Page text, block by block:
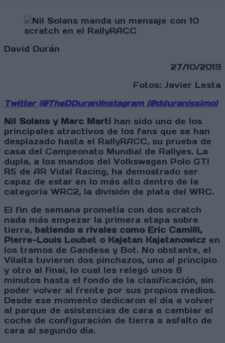
David Durán
27/10/2019
Fotos: Javier Lesta
Twitter (@TheDDuran)Instagram (@dduranissimo)
Nil Solans y Marc Martí han sido uno de los
principales atractivos de los fans que se han
desplazado hasta el RallyRACC, su prueba de
casa del Campeonato Mundial de Rallyes. La
dupla, a los mandos del Volkswagen Polo GTI
R5 de AR Vidal Racing, ha demostrado ser
capaz de estar en lo más alto dentro de la
categoría WRC2, la división de plata del WRC.
El fin de semana prometía con dos scratch
nada más empezar la primera etapa sobre
tierra, batiendo a rivales como Eric Camilli,
Pierre-Louis Loubet o Kajetan Kajetanowicz en
los tramos de Gandesa y Bot. No obstante, el
Vilalta tuvieron dos pinchazos, uno al principio
y otro al final, lo cual les relegó unos 8
minutos hasta el fondo de la clasificación, sin
poder volver al frente por sus propios medios.
Desde ese momento dedicaron el día a volver
al parque de asistencias de cara a cambiar el
coche de configuración de tierra a asfalto de
cara al segundo día.